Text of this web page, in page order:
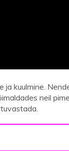
kuulmine.
neil